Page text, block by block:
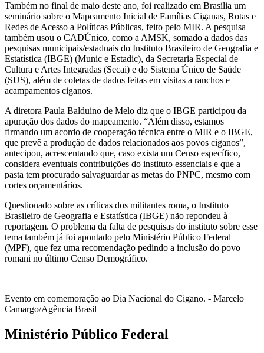
Também no final de maio deste ano, foi realizado em Brasília um
seminário sobre o Mapeamento Inicial de Famílias Ciganas, Rotas e
Redes de Acesso a Políticas Públicas, feito pelo MIR. A pesquisa
também usou o CADÚnico, como a AMSK, somado a dados das
pesquisas municipais/estaduais do Instituto Brasileiro de Geografia e
Estatística (IBGE) (Munic e Estadic), da Secretaria Especial de
Cultura e Artes Integradas (Secai) e do Sistema Único de Saúde
(SUS), além de coletas de dados feitas em visitas a ranchos e
acampamentos ciganos.
A diretora Paula Balduino de Melo diz que o IBGE participou da
apuração dos dados do mapeamento. “Além disso, estamos
firmando um acordo de cooperação técnica entre o MIR e o IBGE,
que prevê a produção de dados relacionados aos povos ciganos”,
antecipou, acrescentando que, caso exista um Censo específico,
considera eventuais contribuições do instituto essenciais e que a
pasta tem procurado salvaguardar as metas do PNPC, mesmo com
cortes orçamentários.
Questionado sobre as críticas dos militantes roma, o Instituto
Brasileiro de Geografia e Estatística (IBGE) não repondeu à
reportagem. O problema da falta de pesquisas do instituto sobre esse
tema também já foi apontado pelo Ministério Público Federal
(MPF), que fez uma recomendação pedindo a inclusão do povo
romani no último Censo Demográfico.
Evento em comemoração ao Dia Nacional do Cigano. - Marcelo
Camargo/Agência Brasil
Ministério Público Federal